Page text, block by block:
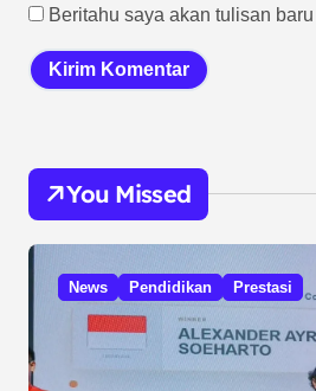
Beritahu saya akan tulisan
You Missed
News Pendidikan Prestasi